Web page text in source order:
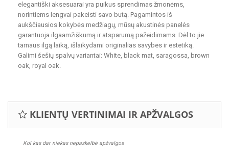
elegantiški aksesuarai yra puikus sprendimas žmonėms,
norintiems lengvai pakeisti savo butą. Pagamintos iš
aukščiausios kokybės medžiagų, mūsų akustinės panelės
garantuoja ilgaamžiškumą ir atsparumą pažeidimams. Dėl to jie
tarnaus ilgą laiką, išlaikydami originalias savybes ir estetiką.
Galimi šešių spalvų variantai: White, black mat, saragossa, brown
oak, royal oak.
KLIENTŲ VERTINIMAI IR APŽVALGOS
Kol kas dar niekas nepaskelbė apžvalgos